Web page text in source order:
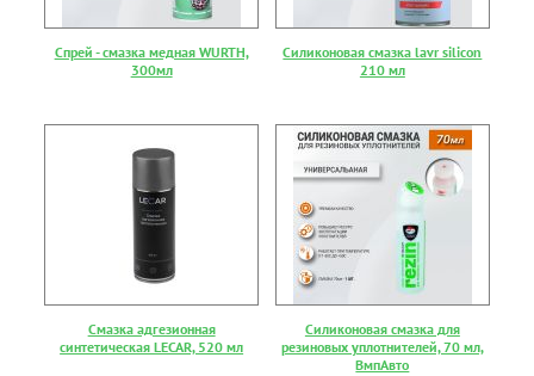
Спрей - смазка медная WURTH,
300мл
Силиконовая смазка lavr silicon
210 мл
Смазка адгезионная
синтетическая LECAR, 520 мл
Силиконовая смазка для
резиновых уплотнителей, 70 мл,
ВмпАвто